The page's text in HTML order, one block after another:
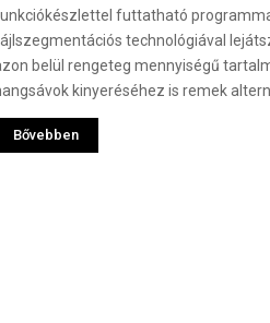
futtatható
technológiával
belül rengeteg mennyiségű
kinyeréséhez is remek
Bővebben